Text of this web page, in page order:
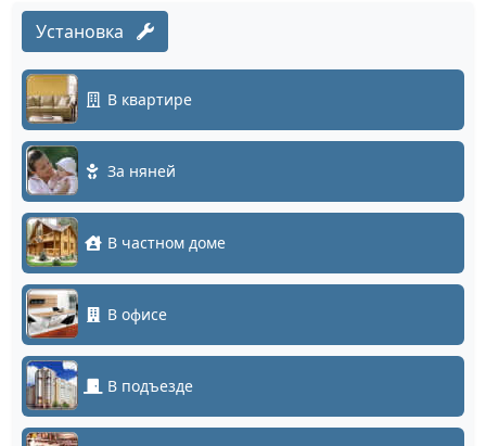
Установка
В квартире
За няней
В частном доме
В офисе
В подъезде